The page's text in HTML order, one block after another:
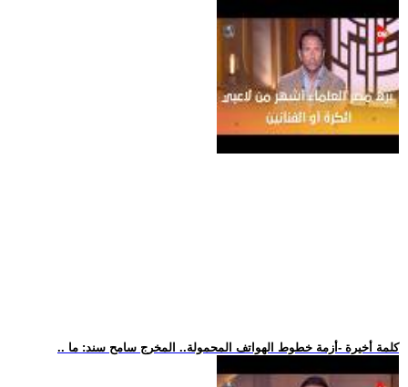
.. كلمة أخيرة -أزمة خطوط الهواتف المحمولة.. المخرج سامح سند: ما